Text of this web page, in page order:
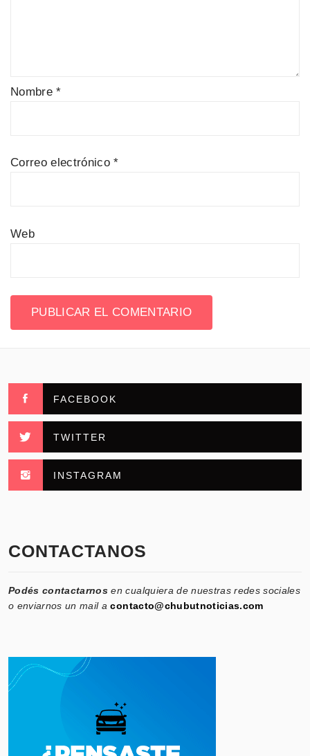
Nombre*
Correo electrónico*
Web
FACEBOOK
TWITTER
INSTAGRAM
CONTACTANOS
Podés contactarnos en cualquiera de nuestras redes sociales
o enviarnos un mail acontacto@chubutnoticias.com